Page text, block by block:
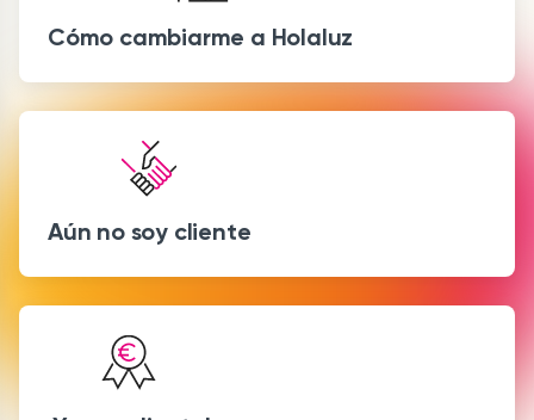
Cómo cambiarme a Holaluz
Aún no soy cliente